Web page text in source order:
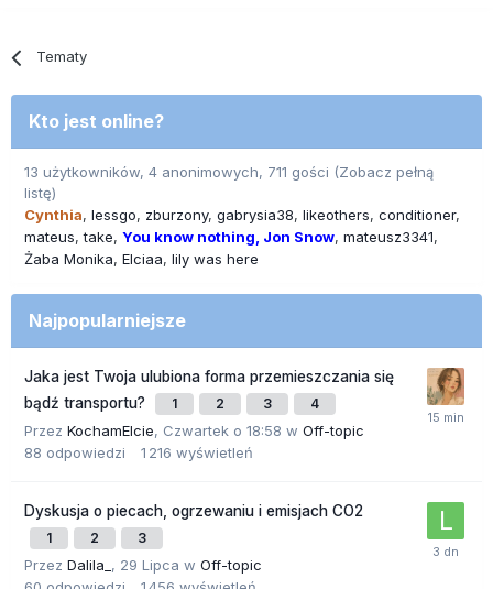
Tematy
Kto jest online?
13 użytkowników, 4 anonimowych, 711 gości (Zobacz pełną
listę)
Cynthia lessgo zburzony gabrysia38 likeothers conditioner
mateus take You know nothing, Jon Snow mateusz3341
Żaba Monika Elciaa lily was here
Najpopularniejsze
Jaka jest Twoja ulubiona forma przemieszczania się
bądź transportu?
1 2 3 4
Przez KochamElcie, Czwartek o 18:58 w Off-topic
88 odpowiedzi 1 216 wyświetleń
Dyskusja o piecach, ogrzewaniu i emisjach CO2
1 2 3
Przez Dalila_ , 29 Lipca w Off-topic